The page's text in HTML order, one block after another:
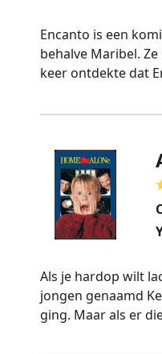
Encanto is een
behalve Maribel.
keer ontdekte dat
Als je hardop wilt
jongen genaamd
ging. Maar als er